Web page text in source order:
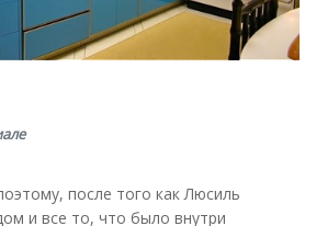
после того как Люсиль
и все то, что было внутри